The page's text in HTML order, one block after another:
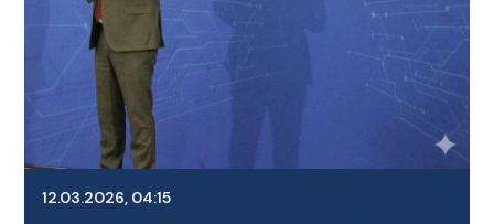
12.03.2026, 04:15